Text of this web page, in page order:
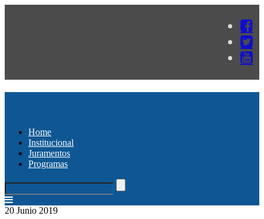
Home
Institucional
Juramentos
Programas
20 Junio 2019